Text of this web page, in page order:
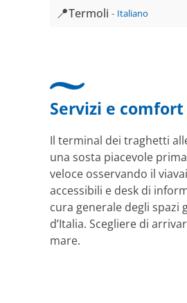
📍Termoli Italiano
Servizi e
Il terminal dei traghetti
una sosta piacevole
veloce osservando il
accessibili e desk di
cura generale degli spazi
d’Italia. Scegliere di
mare.